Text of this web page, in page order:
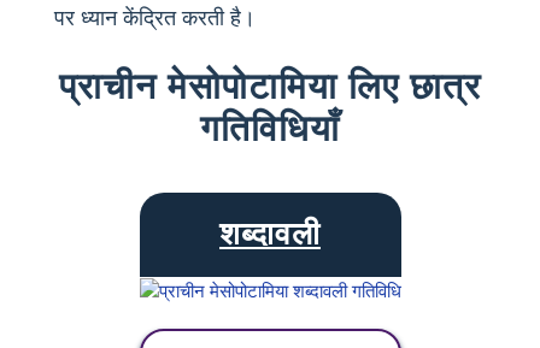
पर ध्यान केंद्रित करती है।
प्राचीन मेसोपोटामिया लिए छात्र
गतिविधियाँ
शब्दावली